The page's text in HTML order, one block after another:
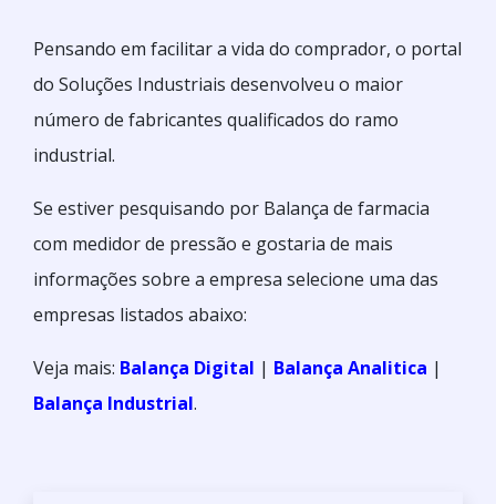
Pensando em facilitar a vida do comprador, o portal
do Soluções Industriais desenvolveu o maior
número de fabricantes qualificados do ramo
industrial.
Se estiver pesquisando por Balança de farmacia
com medidor de pressão e gostaria de mais
informações sobre a empresa selecione uma das
empresas listados abaixo:
Veja mais: Balança Digital | Balança Analitica |
Balança Industrial.